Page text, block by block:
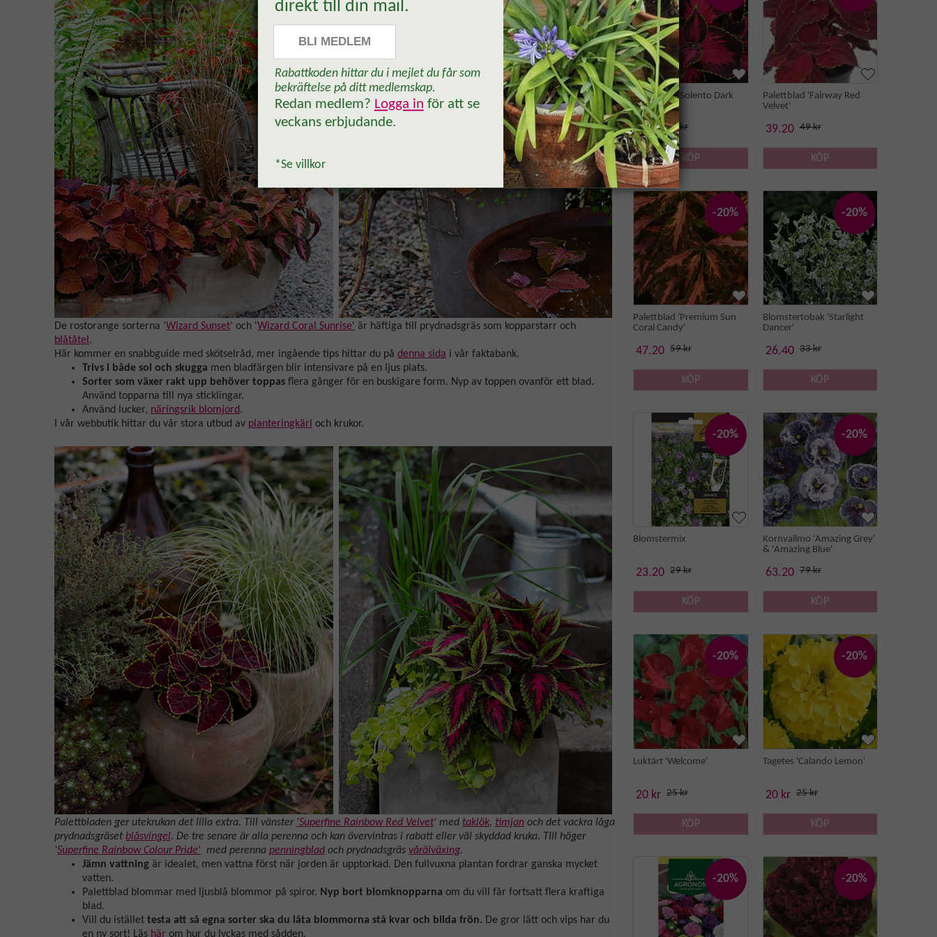
De rostorange sorterna 'Wizard Sunset' och 'Wizard Coral Sunrise' är häftiga till prydnadsgräs som kopparstarr och
blåtåtel .
Här kommer en snabbguide med skötselråd, mer ingående tips hittar du på denna sida i vår faktabank.
Trivs i både sol och skugga men bladfärgen blir intensivare på en ljus plats.
Sorter som växer rakt upp behöver toppas flera gånger för en buskigare form. Nyp av toppen ovanför ett blad.
Använd topparna till nya sticklingar.
Använd lucker, näringsrik blomjord.
I vår webbutik hittar du vår stora utbud av planteringkärl och krukor.
Palettbladen ger utekrukan det lilla extra. Till vänster 'Superfine Rainbow Red Velvet' med taklök, timjan och det vackra låga
prydnadsgräsetblåsvingel. De tre senare är alla perenna och kan övervintras i rabatt eller väl skyddad kruka. TIll höger
'Superfine Rainbow Colour Pride' med perenna penningblad och prydnadsgräs vårälväxing.
Jämn vattning är idealet, men vattna först när jorden är upptorkad. Den fullvuxna plantan fordrar ganska mycket
vatten.
Palettblad blommar med ljusblå blommor på spiror. Nyp bort blomknopparna om du vill får fortsatt flera kraftiga
blad.
Vill du istället testa att så egna sorter ska du låta blommorna stå kvar och bilda frön. De gror lätt och vips har du
en ny sort! Läs här om hur du lyckas med sådden.
Palettblad 'Solento Dark
Cherry'
36 kr 45 kr
KÖP
Palettblad 'Fairway Red
Velvet'
39.20 49 kr
KÖP
-20%
Palettblad 'Premium Sun
Coral Candy'
47.20 59 kr
KÖP
-20%
Blomstertobak 'Starlight
Dancer'
26.40 33 kr
KÖP
-20%
Blomstermix
23.20 29 kr
KÖP
-20%
Kornvallmo 'Amazing Grey'
& 'Amazing Blue'
63.20 79 kr
KÖP
-20%
Luktärt 'Welcome'
20 kr 25 kr
KÖP
-20%
Tagetes 'Calando Lemon'
20 kr 25 kr
KÖP
-20% -20%
Ja, tack!
direkt till din mail.
BLI MEDLEM
Rabattkoden hittar du i mejlet du får som
bekräftelse på ditt medlemskap.
Redan medlem? Logga in för att se
veckans erbjudande.
*Se villkor